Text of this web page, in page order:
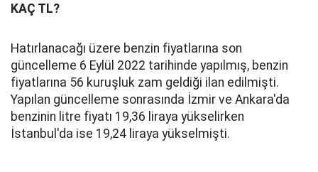
KAÇ TL?
Hatırlanacağı üzere benzin fiyatlarına son
güncelleme 6 Eylül 2022 tarihinde yapılmış, benzin
fiyatlarına 56 kuruşluk zam geldiği ilan edilmişti.
Yapılan güncelleme sonrasında İzmir ve Ankara'da
benzinin litre fiyatı 19,36 liraya yükselirken
İstanbul'da ise 19,24 liraya yükselmişti.